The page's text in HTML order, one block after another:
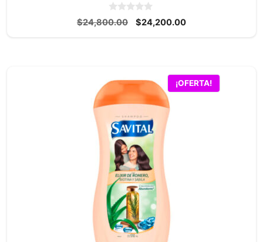
0
d
$24,800.00
El
$24,200.00El
¡OFERTA!